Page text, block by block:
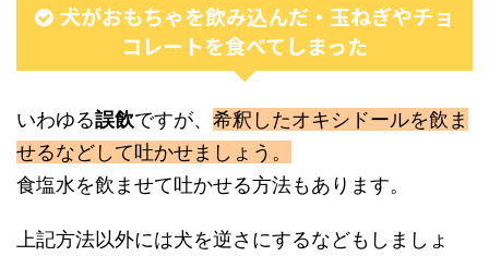
犬がおもちゃを飲み込んだ・玉ねぎやチョ
コレートを食べてしまった
いわゆる誤飲ですが、 希釈したオキシドールを飲ま
せるなどして吐かせましょう。
食塩水を飲ませて吐かせる方法もあります。
上記方法以外には犬を逆さにするなどもしましょ